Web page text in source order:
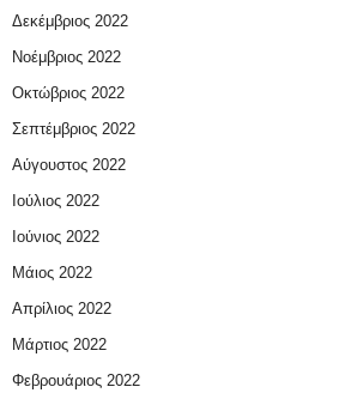
Δεκέμβριος 2022
Νοέμβριος 2022
Οκτώβριος 2022
Σεπτέμβριος 2022
Αύγουστος 2022
Ιούλιος 2022
Ιούνιος 2022
Μάιος 2022
Απρίλιος 2022
Μάρτιος 2022
Φεβρουάριος 2022